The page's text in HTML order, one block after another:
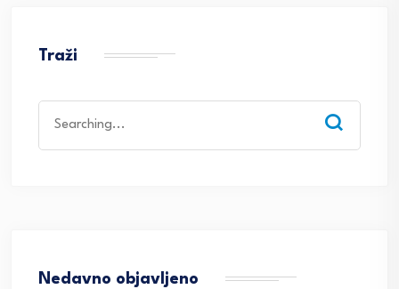
Traži
for:
Nedavno objavljeno